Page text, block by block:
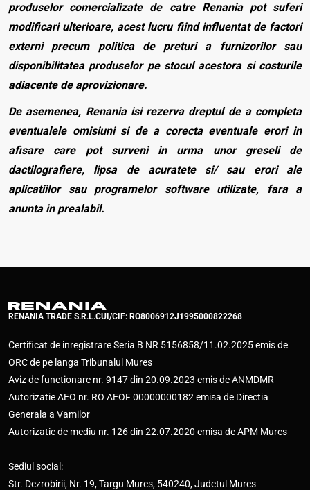
produselor comercializate de catre Renania pot suferi
modificari ulterioare, acest lucru fiind influentat de factori
externi precum politica de preturi a furnizorilor sau
disponibilitatea produselor pe stocul acestora si costurile
adiacente de aprovizionare.
De asemenea, Renania isi rezerva dreptul de a completa
eventualele omisiuni si de a corecta eventuale erori in
afisare care pot surveni in urma unor greseli de
dactilografiere, lipsa de acuratete si/ sau erori ale
aplicatiilor sau programelor software utilizate, fara a
anunta in prealabil.
RENANIA TRADE S.R.L.CUI/CIF: RO8006912J1995000822268
Certificat de inregistrare Seria B NR 5156858/11.02.2025 emis de
ORC de pe langa Tribunalul Mures
Aviz de functionare nr. 9147 din 20.09.2023 emis de ANMDMR
Autorizatie AEO nr. RO AEOF 00000000182 emisa de Directia
Generala a Vamilor
Autorizatie de mediu nr. 126 din 22.07.2020 emisa de APM Mures
Sediul social:
Str. Dezrobirii, Nr. 19, Targu Mures, 540240, Judetul Mures